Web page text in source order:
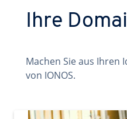
Ihre
Machen Sie aus Ihren
von IONOS.